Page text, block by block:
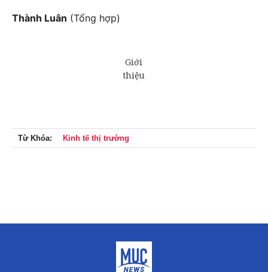
Thành Luân (Tổng hợp)
Từ Khóa: Kinh tế thị trường